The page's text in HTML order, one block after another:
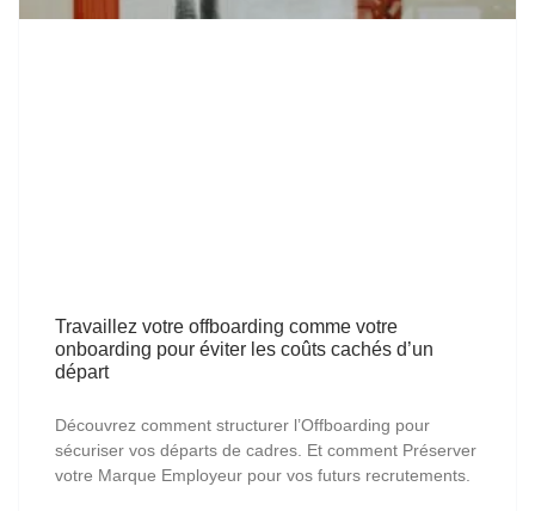
Travaillez votre offboarding comme votre
onboarding pour éviter les coûts cachés d’un
départ
Découvrez comment structurer l’Offboarding pour
sécuriser vos départs de cadres. Et comment Préserver
votre Marque Employeur pour vos futurs recrutements.